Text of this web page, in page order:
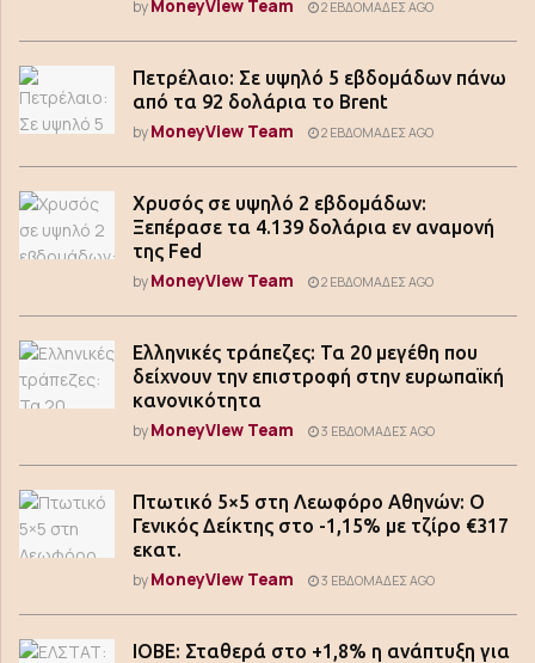
byMoneyView Team 2 ΕΒΔΟΜΆΔΕΣ AGO
Πετρέλαιο: Σε υψηλό 5 εβδομάδων πάνω
από τα 92 δολάρια το Brent
byMoneyView Team 2 ΕΒΔΟΜΆΔΕΣ AGO
Χρυσός σε υψηλό 2 εβδομάδων:
Ξεπέρασε τα 4.139 δολάρια εν αναμονή
της Fed
byMoneyView Team 2 ΕΒΔΟΜΆΔΕΣ AGO
Ελληνικές τράπεζες: Τα 20 μεγέθη που
δείχνουν την επιστροφή στην ευρωπαϊκή
κανονικότητα
byMoneyView Team 3 ΕΒΔΟΜΆΔΕΣ AGO
Πτωτικό 5×5 στη Λεωφόρο Αθηνών: Ο
Γενικός Δείκτης στο -1,15% με τζίρο €317
εκατ.
byMoneyView Team 3 ΕΒΔΟΜΆΔΕΣ AGO
ΙΟΒΕ: Σταθερά στο +1,8% η ανάπτυξη για